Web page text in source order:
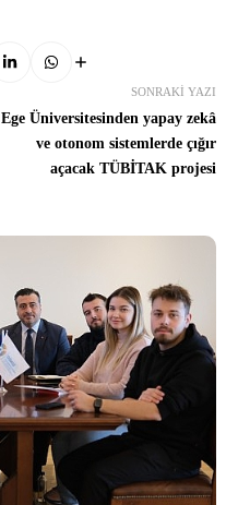
SONRAKI YAZI
Ege Üniversitesinden yapay zekâ
ve otonom sistemlerde çığır
açacak TÜBİTAK projesi